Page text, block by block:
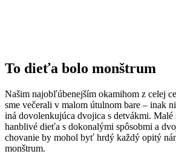
To dieťa bolo monštrum
Našim najobľúbenejším okamihom z celej
sme večerali v malom útulnom bare – inak
iná dovolenkujúca dvojica s detvákmi. Malé
hanblivé dieťa s dokonalými spôsobmi a
chovanie by mohol byť hrdý každý opitý
monštrum.